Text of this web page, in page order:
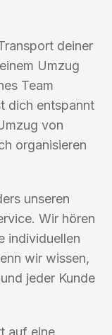
deiner
Umzug
Team
dich entspannt
von
organisieren
unseren
Wir hören
individuellen
wir wissen,
jeder Kunde
auf eine